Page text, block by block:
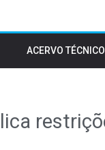
ACERVO TÉCNICO